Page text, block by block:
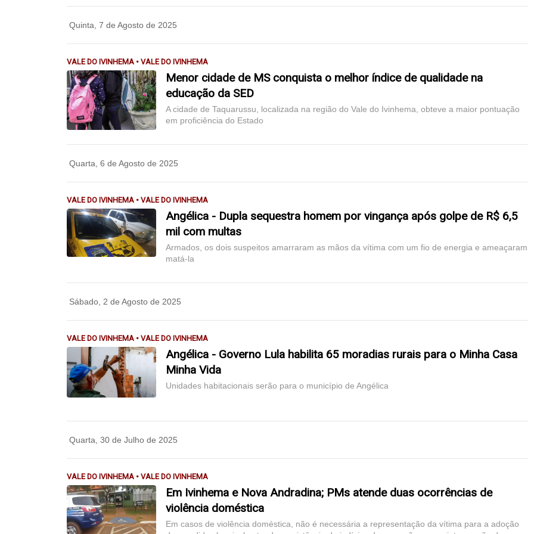
Quinta, 7 de Agosto de 2025
VALE DO IVINHEMA • VALE DO IVINHEMA
Menor cidade de MS conquista o melhor índice de qualidade na
educação da SED
A cidade de Taquarussu, localizada na região do Vale do Ivinhema, obteve a maior pontuação
em proficiência do Estado
Quarta, 6 de Agosto de 2025
VALE DO IVINHEMA • VALE DO IVINHEMA
Angélica - Dupla sequestra homem por vingança após golpe de R$ 6,5
mil com multas
Armados, os dois suspeitos amarraram as mãos da vítima com um fio de energia e ameaçaram
matá-la
Sábado, 2 de Agosto de 2025
VALE DO IVINHEMA • VALE DO IVINHEMA
Angélica - Governo Lula habilita 65 moradias rurais para o Minha Casa
Minha Vida
Unidades habitacionais serão para o município de Angélica
Quarta, 30 de Julho de 2025
VALE DO IVINHEMA • VALE DO IVINHEMA
Em Ivinhema e Nova Andradina; PMs atende duas ocorrências de
violência doméstica
Em casos de violência doméstica, não é necessária a representação da vítima para a adoção